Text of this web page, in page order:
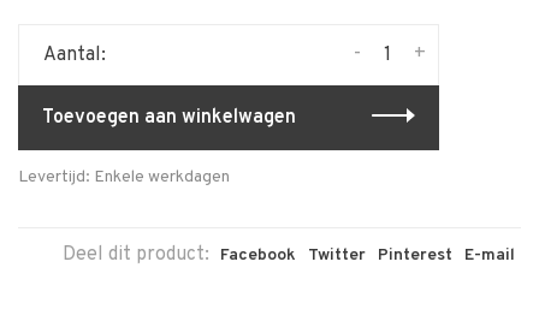
Aantal: +
-
Toevoegen aan winkelwagen
Levertijd: Enkele werkdagen
Deel dit product: Facebook Twitter Pinterest E-mail